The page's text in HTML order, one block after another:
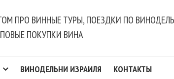
ПРО ВИННЫЕ ТУРЫ, ПОЕЗДКИ ПО
ПОКУПКИ ВИНА
ВИНОДЕЛЬНИ ИЗРАИЛЯ КОНТАКТЫ